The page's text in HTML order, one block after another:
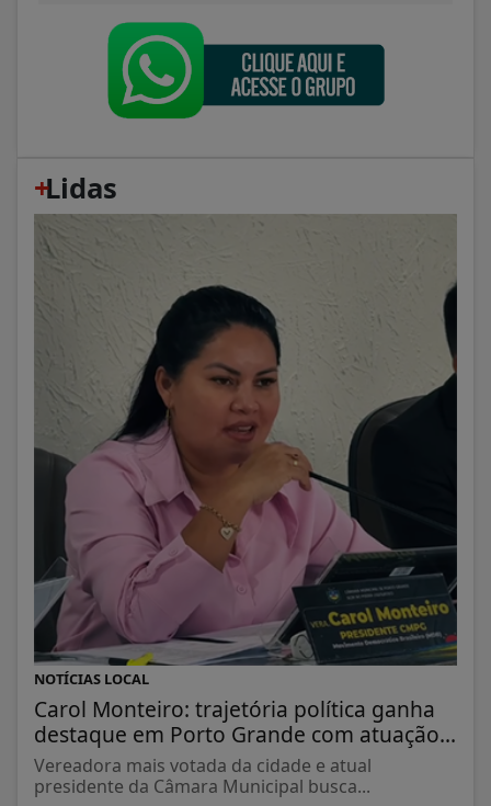
+
Lidas
NOTÍCIAS LOCAL
Carol Monteiro: trajetória política ganha
destaque em Porto Grande com atuação...
Vereadora mais votada da cidade e atual
presidente da Câmara Municipal busca...